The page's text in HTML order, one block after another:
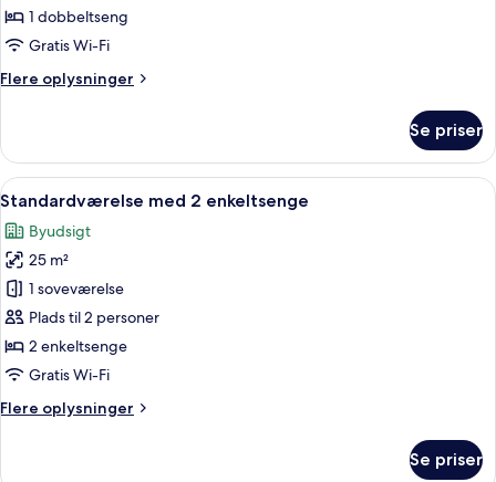
1 dobbeltseng
Gratis Wi-Fi
Flere oplysninger
Flere
dobbeltværelse
Se priser
Indlæs
alle
billeder
af
Standardværelse
med
2
enkeltsenge
Et hotelværelse med to senge, et
2
Standardværelse med 2 enkeltsenge
Byudsigt
25 m²
1 soveværelse
Plads til 2 personer
2 enkeltsenge
Gratis Wi-Fi
Flere oplysninger
Flere
Se priser